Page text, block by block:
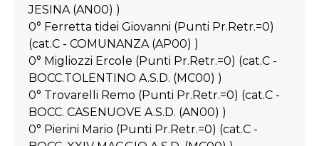
JESINA (AN00) )
0° Ferretta tidei Giovanni (Punti Pr.Retr.=0)
(cat.C - COMUNANZA (AP00) )
0° Migliozzi Ercole (Punti Pr.Retr.=0) (cat.C -
BOCC.TOLENTINO A.S.D. (MC00) )
0° Trovarelli Remo (Punti Pr.Retr.=0) (cat.C -
BOCC. CASENUOVE A.S.D. (AN00) )
0° Pierini Mario (Punti Pr.Retr.=0) (cat.C -